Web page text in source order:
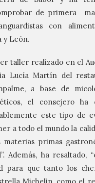
de primera
con
y León.
taller realizado en el
Lucía Martín del
a base de
el consejero ha
este tipo de
a todo el mundo la
materias primas
Además, ha resaltado,
para que tanto los